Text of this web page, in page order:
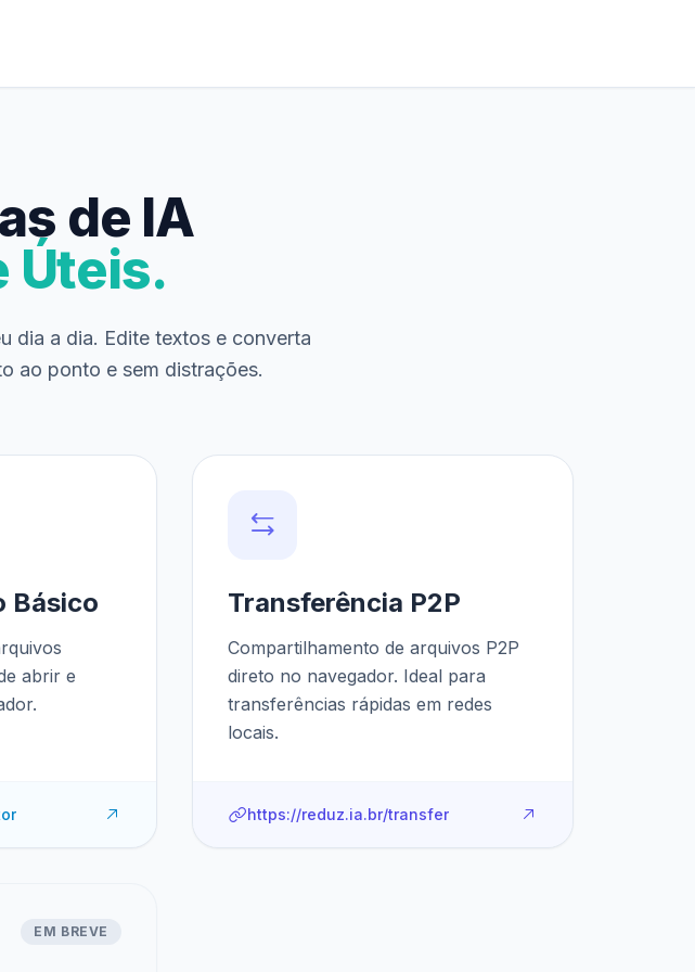
de IA
Úteis.
dia a dia. Edite textos e converta
ao ponto e sem distrações.
Básico
abrir e
Transferência P2P
Compartilhamento de arquivos P2P
direto no navegador. Ideal para
transferências rápidas em redes
locais.
https://reduz.ia.br/transfer
EM BREVE